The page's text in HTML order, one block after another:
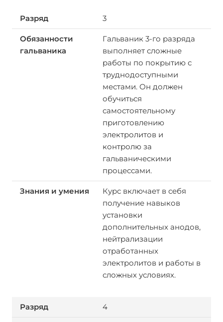
3
Гальваник 3-го разряда
выполняет сложные
работы по покрытию с
труднодоступными
местами. Он должен
обучиться
самостоятельному
приготовлению
электролитов и
контролю за
гальваническими
процессами.
Курс включает в себя
получение навыков
установки
дополнительных анодов,
нейтрализации
отработанных
электролитов и работы в
сложных условиях.
4